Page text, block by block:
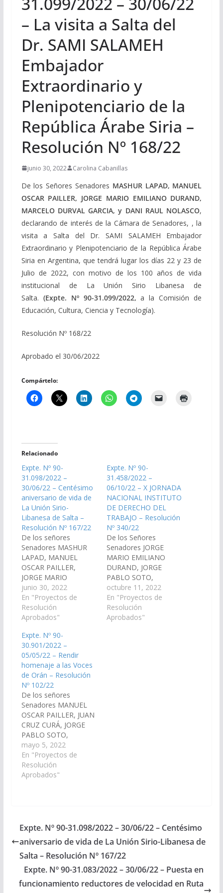
– La visita a Salta del
Dr. SAMI SALAMEH
Embajador
Extraordinario y
Plenipotenciario de la
República Árabe Siria –
Resolución Nº 168/22
junio 30, 2022 Carolina Cabanillas
De los Señores Senadores MASHUR LAPAD, MANUEL
OSCAR PAILLER, JORGE MARIO EMILIANO DURAND,
MARCELO DURVAL GARCIA, y DANI RAUL NOLASCO,
declarando de interés de la Cámara de Senadores, , la
visita a Salta del Dr. SAMI SALAMEH Embajador
Extraordinario y Plenipotenciario de la República Árabe
Siria en Argentina, que tendrá lugar los días 22 y 23 de
Julio de 2022, con motivo de los 100 años de vida
institucional de La Unión Sirio Libanesa de
Salta. (Expte. Nº 90-31.099/2022,a la Comisión de
Educación, Cultura, Ciencia y Tecnología).
Resolución Nº 168/22
Aprobado el 30/06/2022
Compártelo:
Relacionado
Expte. Nº 90-
31.098/2022 –
30/06/22 – Centésimo
aniversario de vida de
La Unión Sirio-
Libanesa de Salta –
Resolución Nº 167/22
De los señores
Senadores MASHUR
LAPAD, MANUEL
OSCAR PAILLER,
JORGE MARIO
EMILIANO DURAND,
MARCELO DURVAL
GARCIA, y DANI RAUL
NOLASCO, declarando
Cámara de Senadores,
el centésimo
aniversario de vida de
La Unión Sirio-
Libanesa de Salta, a
celebrarse el día 23 de
Julio de 2022. (Expte.
Nº…
junio 30, 2022
En "Proyectos de
Resolución
Aprobados"
Expte. Nº 90-
31.458/2022 –
06/10/22 – X JORNADA
NACIONAL INSTITUTO
DE DERECHO DEL
TRABAJO – Resolución
Nº 340/22
De los Señores
Senadores JORGE
MARIO EMILIANO
DURAND, JORGE
PABLO SOTO,
CARLOS ALBERTO
ROSSO, JAVIER
ALBERTO MONICO
GRACIANO, JUAN
octubre 11, 2022
En "Proyectos de
Resolución
Aprobados"
Expte. Nº 90-
30.901/2022 –
05/05/22 – Rendir
homenaje a las Voces
de Orán – Resolución
Nº 102/22
De los señores
Senadores MANUEL
OSCAR PAILLER, JUAN
CRUZ CURÁ, JORGE
PABLO SOTO,
CARLOS FERNANDO
SANZ, DANI RAUL
NOLASCO, CARLOS
ALBERTO ROSSO,
CRUZ, MARCELO
DURVAL GARCÍA,
HECTOR MIGUEL
CALABRO, JORGE
MARIO EMILIANO
DURAND, SONIA
ELIZABETH MAGNO,
mayo 5, 2022
En "Proyectos de
Resolución
Aprobados"
Expte. Nº 90-31.098/2022 – 30/06/22 – Centésimo
aniversario de vida de La Unión Sirio-Libanesa de
Salta – Resolución Nº 167/22
Expte. Nº 90-31.083/2022 – 30/06/22 – Puesta en
funcionamiento reductores de velocidad en Ruta